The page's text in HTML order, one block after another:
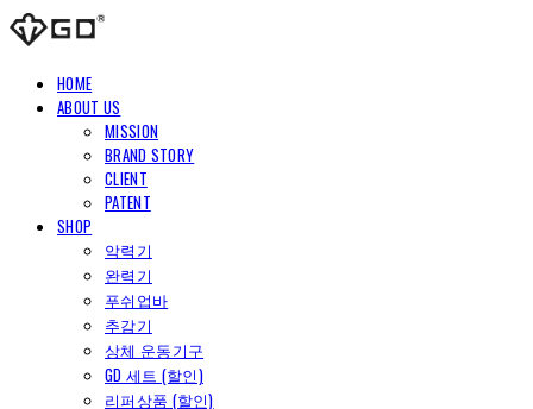
HOME
ABOUT US
MISSION
BRAND STORY
CLIENT
PATENT
SHOP
악력기
완력기
푸쉬업바
추감기
상체 운동기구
GD 세트 (할인)
리퍼상품 (할인)